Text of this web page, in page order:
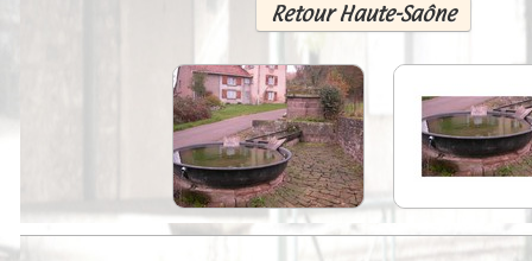
Un Peu d'Histoire
Outils-des-Lavandières
Cartes Postales-Anciennes et
Peintures
Liens
Retour Haute-Saône